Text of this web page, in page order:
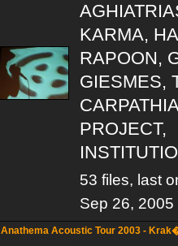
KARMA,
RAPOON,
GIESMES,
PROJECT,
53 files, last
Sep 26, 2005
Anathema Acoustic Tour 2003 -